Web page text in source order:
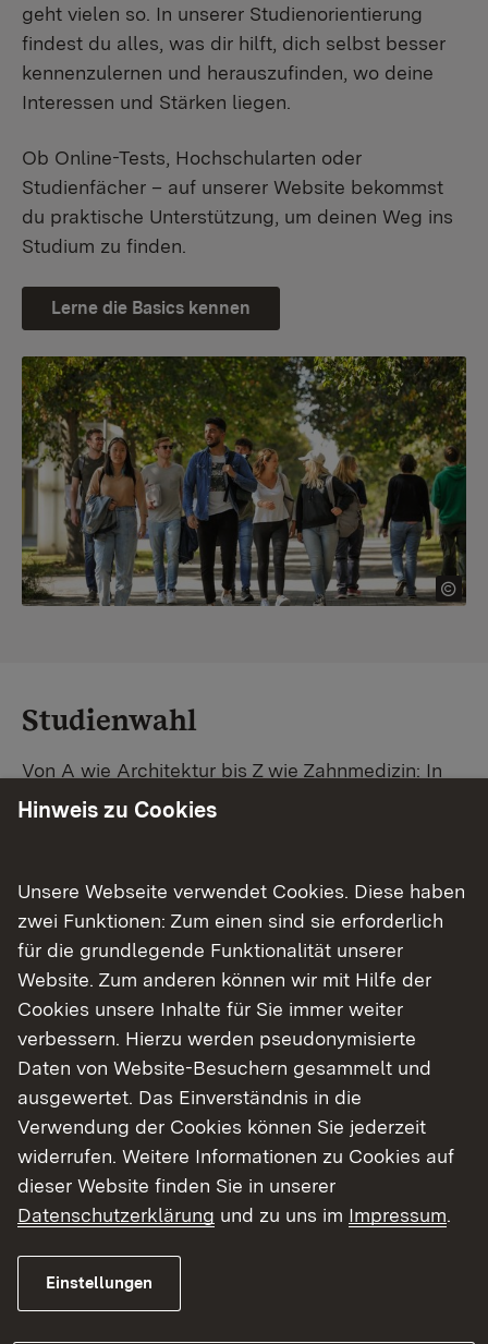
geht vielen so. In unserer Studienorientierung
findest du alles, was dir hilft, dich selbst besser
kennenzulernen und herauszufinden, wo deine
Interessen und Stärken liegen.
Ob Online-Tests, Hochschularten oder
Studienfächer – auf unserer Website bekommst
du praktische Unterstützung, um deinen Weg ins
Studium zu finden.
Lerne die Basics kennen
Studienwahl
Von A wie Architektur bis Z wie Zahnmedizin: In
Baden-Württemberg warten unzählige
Studiengangsuche schnell den passenden
Studienplatz. Außerdem gibt's eine Schritt-für-
Schritt-Anleitung zu deinem Traum-Studium.
Finde dein Studium in Baden-Württemberg
Hinweis zu Cookies
Unsere Webseite verwendet Cookies. Diese haben
zwei Funktionen: Zum einen sind sie erforderlich
für die grundlegende Funktionalität unserer
Website. Zum anderen können wir mit Hilfe der
Cookies unsere Inhalte für Sie immer weiter
verbessern. Hierzu werden pseudonymisierte
Daten von Website-Besuchern gesammelt und
ausgewertet. Das Einverständnis in die
Verwendung der Cookies können Sie jederzeit
widerrufen. Weitere Informationen zu Cookies auf
dieser Website finden Sie in unserer
Datenschutzerklärung und zu uns im Impressum.
Einstellungen